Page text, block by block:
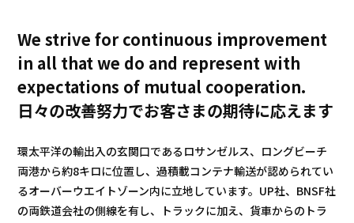
サステナビリティ
採用情報
プロジェクトストーリー
サービス・ソリューション
We strive for continuous improvement
in all that we do and represent with
expectations of mutual cooperation.
日々の改善努力でお客さまの期待に応えます
環太平洋の輸出入の玄関口であるロサンゼルス、ロングビーチ
両港から約8キロに位置し、過積載コンテナ輸送が認められてい
るオーバーウエイトゾーン内に立地しています。UP社、BNSF社
の両鉄道会社の側線を有し、トラックに加え、貨車からのトラ